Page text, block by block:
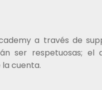
a través de
ser respetuosas; el
cuenta.